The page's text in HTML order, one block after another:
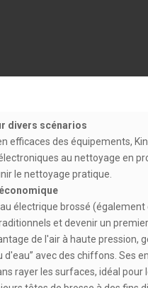
divers scénarios
efficaces des équipements,
au nettoyage en
le nettoyage pratique.
électrique brossé
et devenir un
de l'air à haute
d'eau” avec des chiffons.
rayer les surfaces, idéal